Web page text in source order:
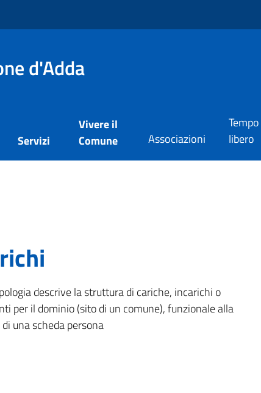
d'Adda
Servizi
Vivere il
Comune
Associazioni
Tempo
libero
descrive la struttura di cariche, incarichi o
per il dominio (sito di un comune), funzionale alla
una scheda persona